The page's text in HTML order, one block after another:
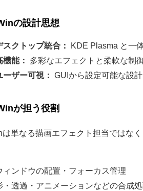
の設計思想
スクトップ統合：
KDE Plasma と一
機能：
多彩なエフェクトと柔軟な制
ーザー可視： GUIから設定可能な設計
が担う役割
は単なる描画エフェクト担当ではなく
ィンドウの配置・フォーカス管理
・透過・アニメーションなどの合成